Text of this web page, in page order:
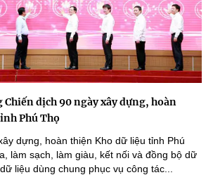
Chiến dịch 90 ngày xây dựng, hoàn
Phú Thọ
dựng, hoàn thiện Kho dữ liệu tỉnh Phú
làm sạch, làm giàu, kết nối và đồng bộ dữ
liệu dùng chung phục vụ công tác...